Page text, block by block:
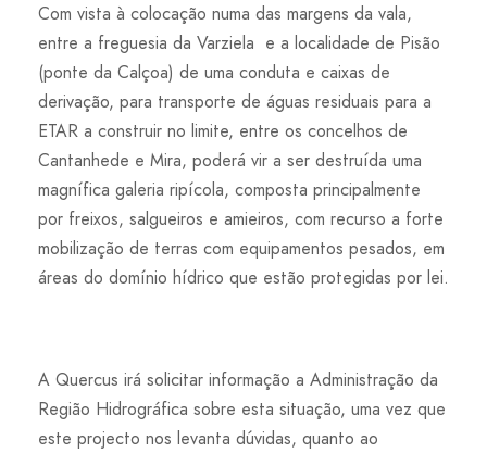
Com vista à colocação numa das margens da vala,
entre a freguesia da Varziela e a localidade de Pisão
(ponte da Calçoa) de uma conduta e caixas de
derivação, para transporte de águas residuais para a
ETAR a construir no limite, entre os concelhos de
Cantanhede e Mira, poderá vir a ser destruída uma
magnífica galeria ripícola, composta principalmente
por freixos, salgueiros e amieiros, com recurso a forte
mobilização de terras com equipamentos pesados, em
áreas do domínio hídrico que estão protegidas por lei.
A Quercus irá solicitar informação a Administração da
Região Hidrográfica sobre esta situação, uma vez que
este projecto nos levanta dúvidas, quanto ao